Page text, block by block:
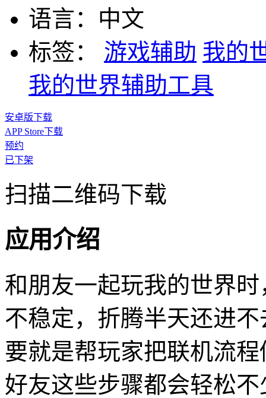
语言： 中文
标签：
游戏辅助 我的
我的世界辅助工具
安卓版下载
APP Store下载
预约
已下架
扫描二维码下载
应用介绍
和朋友一起玩我的世界
不稳定，折腾半天还进不
要就是帮玩家把联机流
好友这些步骤都会轻松